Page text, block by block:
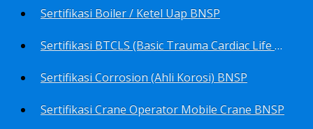
Sertifikasi Boiler / Ketel Uap BNSP
Sertifikasi BTCLS (Basic Trauma Cardiac Life Support) BNSP
Sertifikasi Corrosion (Ahli Korosi) BNSP
Sertifikasi Crane Operator Mobile Crane BNSP